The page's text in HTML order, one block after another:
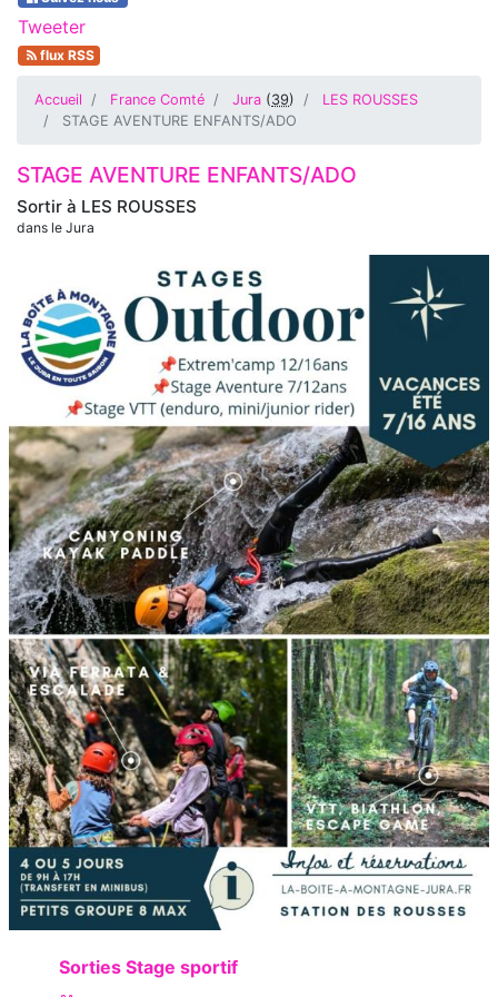
Tweeter
flux RSS
Accueil France Comté Jura (39)
LES ROUSSES
STAGE AVENTURE ENFANTS/ADO
Sortir à LES ROUSSES
dans le Jura
STAGE AVENTURE ENFANTS/ADO
Sorties Stage sportif